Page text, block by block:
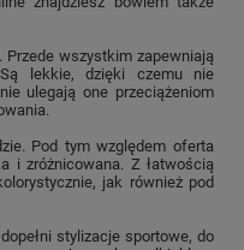
Przede wszystkim zapewniają
lekkie, dzięki czemu nie
ulegają one przeciążeniom
Pod tym względem oferta
i zróżnicowana. Z łatwością
jak również pod
stylizacje sportowe, do